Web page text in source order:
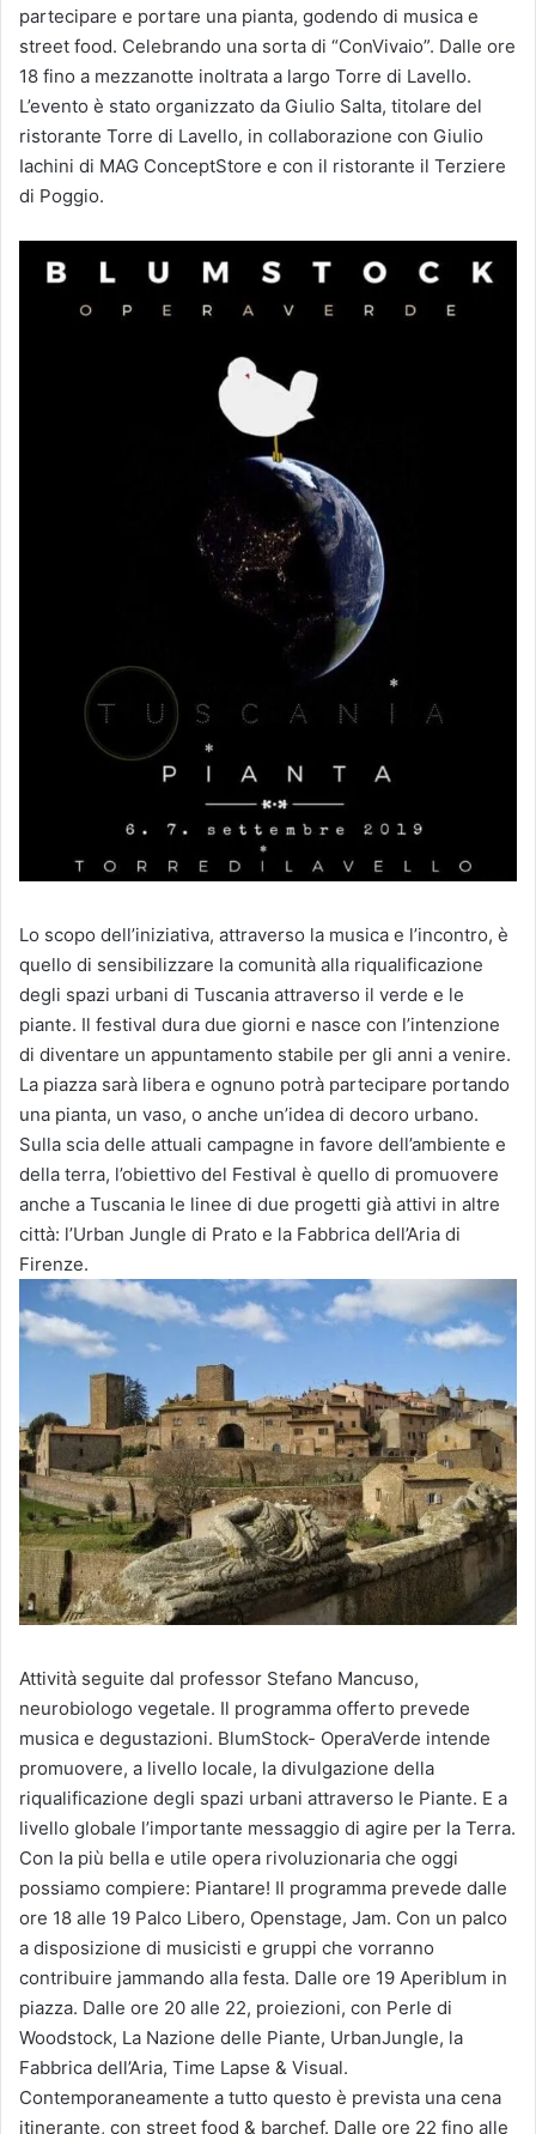
partecipare e portare una pianta, godendo di musica e
street food. Celebrando una sorta di “ConVivaio”. Dalle ore
18 fino a mezzanotte inoltrata a largo Torre di Lavello.
L’evento è stato organizzato da Giulio Salta, titolare del
ristorante Torre di Lavello, in collaborazione con Giulio
Iachini di MAG ConceptStore e con il ristorante il Terziere
di Poggio.
Lo scopo dell’iniziativa, attraverso la musica e l’incontro, è
quello di sensibilizzare la comunità alla riqualificazione
degli spazi urbani di Tuscania attraverso il verde e le
piante. Il festival dura due giorni e nasce con l’intenzione
di diventare un appuntamento stabile per gli anni a venire.
La piazza sarà libera e ognuno potrà partecipare portando
una pianta, un vaso, o anche un’idea di decoro urbano.
Sulla scia delle attuali campagne in favore dell’ambiente e
della terra, l’obiettivo del Festival è quello di promuovere
anche a Tuscania le linee di due progetti già attivi in altre
città: l’Urban Jungle di Prato e la Fabbrica dell’Aria di
Firenze.
Attività seguite dal professor Stefano Mancuso,
neurobiologo vegetale. Il programma offerto prevede
musica e degustazioni. BlumStock- OperaVerde intende
promuovere, a livello locale, la divulgazione della
riqualificazione degli spazi urbani attraverso le Piante. E a
livello globale l’importante messaggio di agire per la Terra.
Con la più bella e utile opera rivoluzionaria che oggi
possiamo compiere: Piantare! Il programma prevede dalle
ore 18 alle 19 Palco Libero, Openstage, Jam. Con un palco
a disposizione di musicisti e gruppi che vorranno
contribuire jammando alla festa. Dalle ore 19 Aperiblum in
piazza. Dalle ore 20 alle 22, proiezioni, con Perle di
Woodstock, La Nazione delle Piante, UrbanJungle, la
Fabbrica dell’Aria, Time Lapse & Visual.
Contemporaneamente a tutto questo è prevista una cena
itinerante, con street food & barchef. Dalle ore 22 fino alle